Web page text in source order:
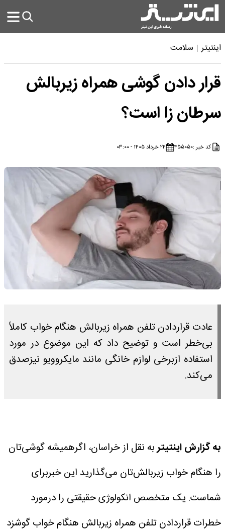
اینتیتر سلامت
قرار دادن گوشی همراه زیربالش
سرطان زا است؟
کد خبر :۴۵۵۰۵۰ ۲۴ خرداد ۱۴۰۵ - ۰۳:۰۰
عادت قراردادن تلفن همراه زیربالش هنگام خواب کاملاً
بی‌خطر است و توضیح داد که این موضوع در مورد
استفاده ازبرخی لوازم خانگی مانند مایکروویو نیزصدق
می‌کند.
به گزارش اینتیتربه نقل از خراسان، اگرهمیشه گوشی‌تان
را هنگام خواب زیربالش‌تان می‌گذارید این خبربرای
شماست. یک متخصص انکولوژی حقیقتی را درمورد
خطرات قراردادن تلفن همراه زیربالش هنگام خواب گوشزد